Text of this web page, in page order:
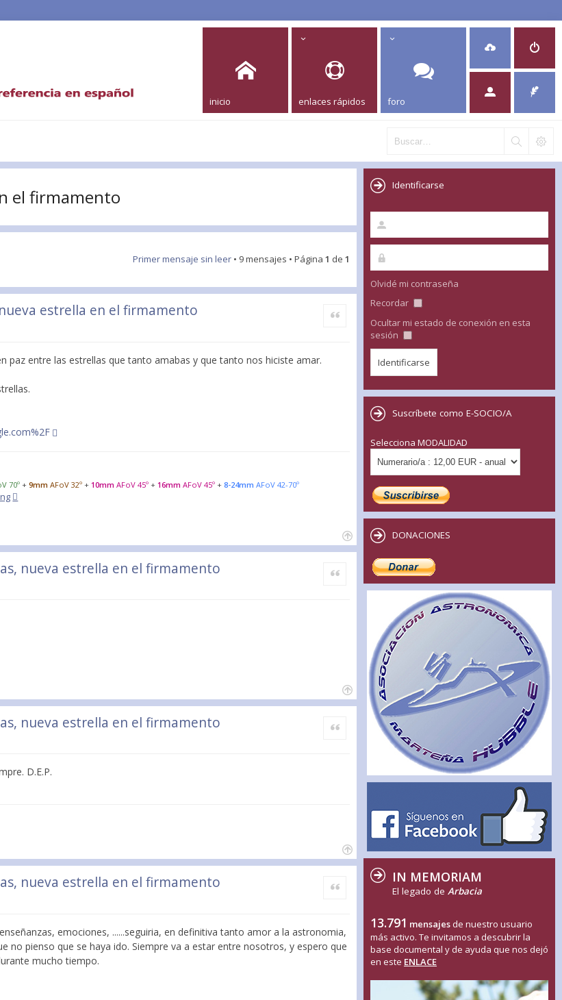
inicio enlaces rápidos foro
el firmamento
Primer mensaje sin leer • 9 mensajes • Página 1 de 1
estrella en el firmamento Citar
paz entre las estrellas que tanto amabas y que tanto nos hiciste amar.
70º +9mm AFoV 32º +10mm AFoV 45º +16mm AFoV 45º +8-24mm AFoV 42-70º
nueva estrella en el firmamento Citar
nueva estrella en el firmamento Citar
D.E.P.
nueva estrella en el firmamento Citar
emociones, ......seguiria, en definitiva tanto amor a la astronomia,
no pienso que se haya ido. Siempre va a estar entre nosotros, y espero que
mucho tiempo.
Identificarse
Olvidé mi contraseña
Recordar
Ocultar mi estado de conexión en esta
sesión
Suscríbete como E-SOCIO/A
Selecciona MODALIDAD
DONACIONES
IN MEMORIAM
El legado de Arbacia
13.791 mensajes de nuestro usuario
más activo. Te invitamos a descubrir la
base documental y de ayuda que nos dejó
en este ENLACE